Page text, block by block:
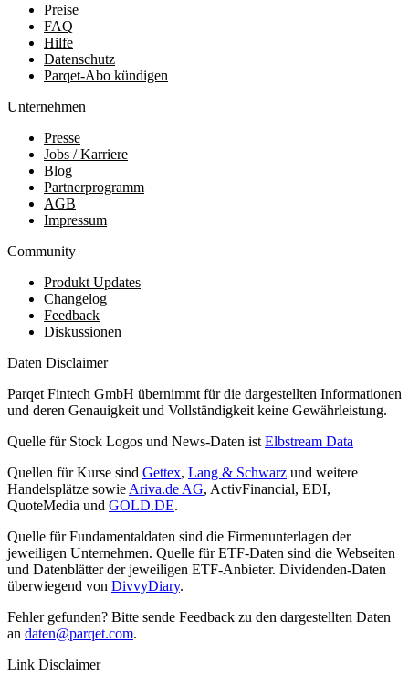
Preise
FAQ
Hilfe
Datenschutz
Parqet-Abo kündigen
Unternehmen
Presse
Jobs / Karriere
Blog
Partnerprogramm
AGB
Impressum
Community
Produkt Updates
Changelog
Feedback
Diskussionen
Daten Disclaimer
Parqet Fintech GmbH übernimmt für die dargestellten Informationen
und deren Genauigkeit und Vollständigkeit keine Gewährleistung.
Quelle für Stock Logos und News-Daten ist Elbstream Data
Quellen für Kurse sind Gettex, Lang & Schwarz und weitere
Handelsplätze sowie Ariva.de AG, ActivFinancial, EDI,
QuoteMedia und GOLD.DE.
Quelle für Fundamentaldaten sind die Firmenunterlagen der
jeweiligen Unternehmen. Quelle für ETF-Daten sind die Webseiten
und Datenblätter der jeweiligen ETF-Anbieter. Dividenden-Daten
überwiegend von DivvyDiary.
Fehler gefunden? Bitte sende Feedback zu den dargestellten Daten
an daten@parqet.com.
Link Disclaimer